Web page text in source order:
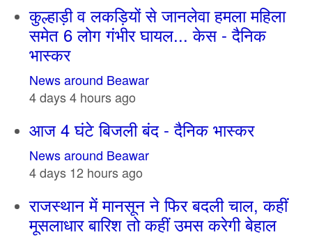
कुल्हाड़ी व लकड़ियों से जानलेवा हमला महिला
समेत 6 लोग गंभीर घायल... केस - दैनिक
भास्कर
News around Beawar
4 days 4 hours ago
आज 4 घंटे बिजली बंद - दैनिक भास्कर
News around Beawar
4 days 12 hours ago
राजस्थान में मानसून ने फिर बदली चाल, कहीं
मूसलाधार बारिश तो कहीं उमस करेगी बेहाल